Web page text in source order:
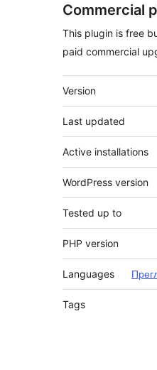
Commercial
This plugin is free
paid commercial
Мета
Version
Last updated
Active installations
WordPress version
Tested up to
PHP version
Languages
Tags